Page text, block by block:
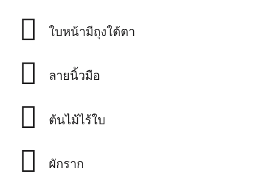
🫩 ใบหน้ามีถุงใต้ตา
🫆 ลายนิ้วมือ
🪾 ต้นไม้ไร้ใบ
🫜 ผักราก